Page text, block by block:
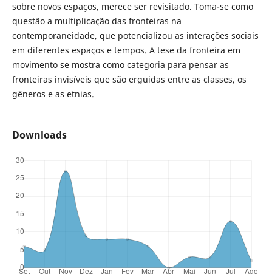
sobre novos espaços, merece ser revisitado. Toma-se como
questão a multiplicação das fronteiras na
contemporaneidade, que potencializou as interações sociais
em diferentes espaços e tempos. A tese da fronteira em
movimento se mostra como categoria para pensar as
fronteiras invisíveis que são erguidas entre as classes, os
gêneros e as etnias.
Downloads